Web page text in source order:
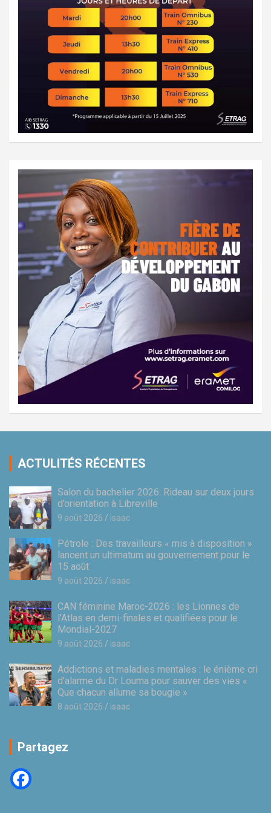
ACTULITÉS RÉCENTES
Salon du bachelier 2026: Rideau sur deux jours
d’orientation à Libreville
9 août 2026 isaac
Pétrole : Des travailleurs « mis à disposition »
lancent un ultimatum au gouvernement pour le
15 août
9 août 2026 isaac
CAN féminine Maroc-2026 : les Lionnes de
l’Atlas en demi-finales et qualifiées pour le
Mondial-2027
9 août 2026 isaac
Addictions et maladies mentales : le énième cri
d’alarme du Dr Louma pour sauver des vies «
Que chacun allume sa bougie »
8 août 2026 isaac
Partagez